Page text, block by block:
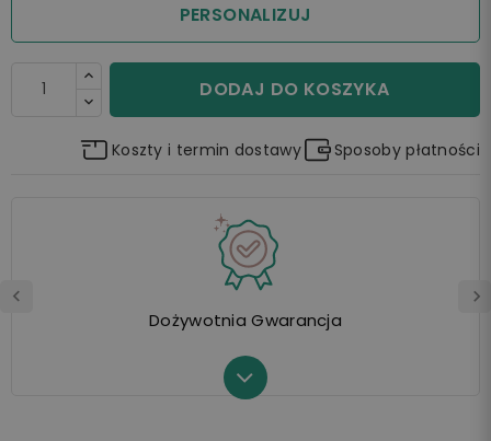
PERSONALIZUJ
DODAJ DO KOSZYKA
Koszty i termin dostawy Sposoby płatności
Dożywotnia Gwarancja